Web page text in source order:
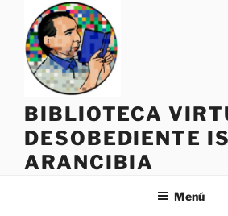
contenido
BIBLIOTECA
DESOBEDIENTE
ARANCIBIA
Menú